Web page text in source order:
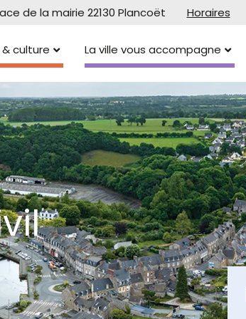
de la mairie 22130 Plancoët Horaires
culture La ville vous accompagne